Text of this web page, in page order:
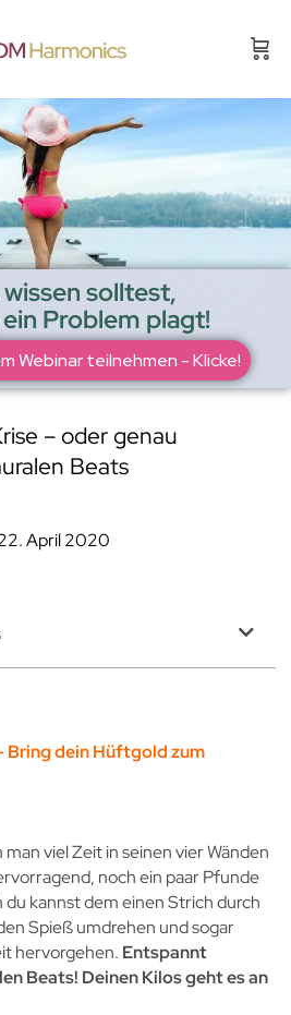
wissen solltest,
Problem plagt!
Webinar teilnehmen - Klicke!
– oder genau
Beats
April 2020
Bring dein Hüftgold zum
viel Zeit in seinen vier Wänden
noch ein paar Pfunde
kannst dem einen Strich durch
Spieß umdrehen und sogar
hervorgehen. Entspannt
Beats! Deinen Kilos geht es an